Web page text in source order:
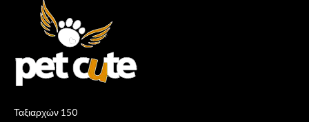
Ταξιαρχών 150